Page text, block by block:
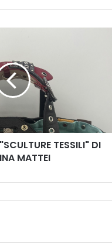
TESSILI" DI
MATTEI